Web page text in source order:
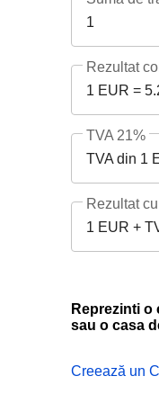
1
1 EUR =
Rezultat
TVA din 1
TVA 21%
1 EUR +
Rezultat
Reprezinti o
sau o casa
Creează un